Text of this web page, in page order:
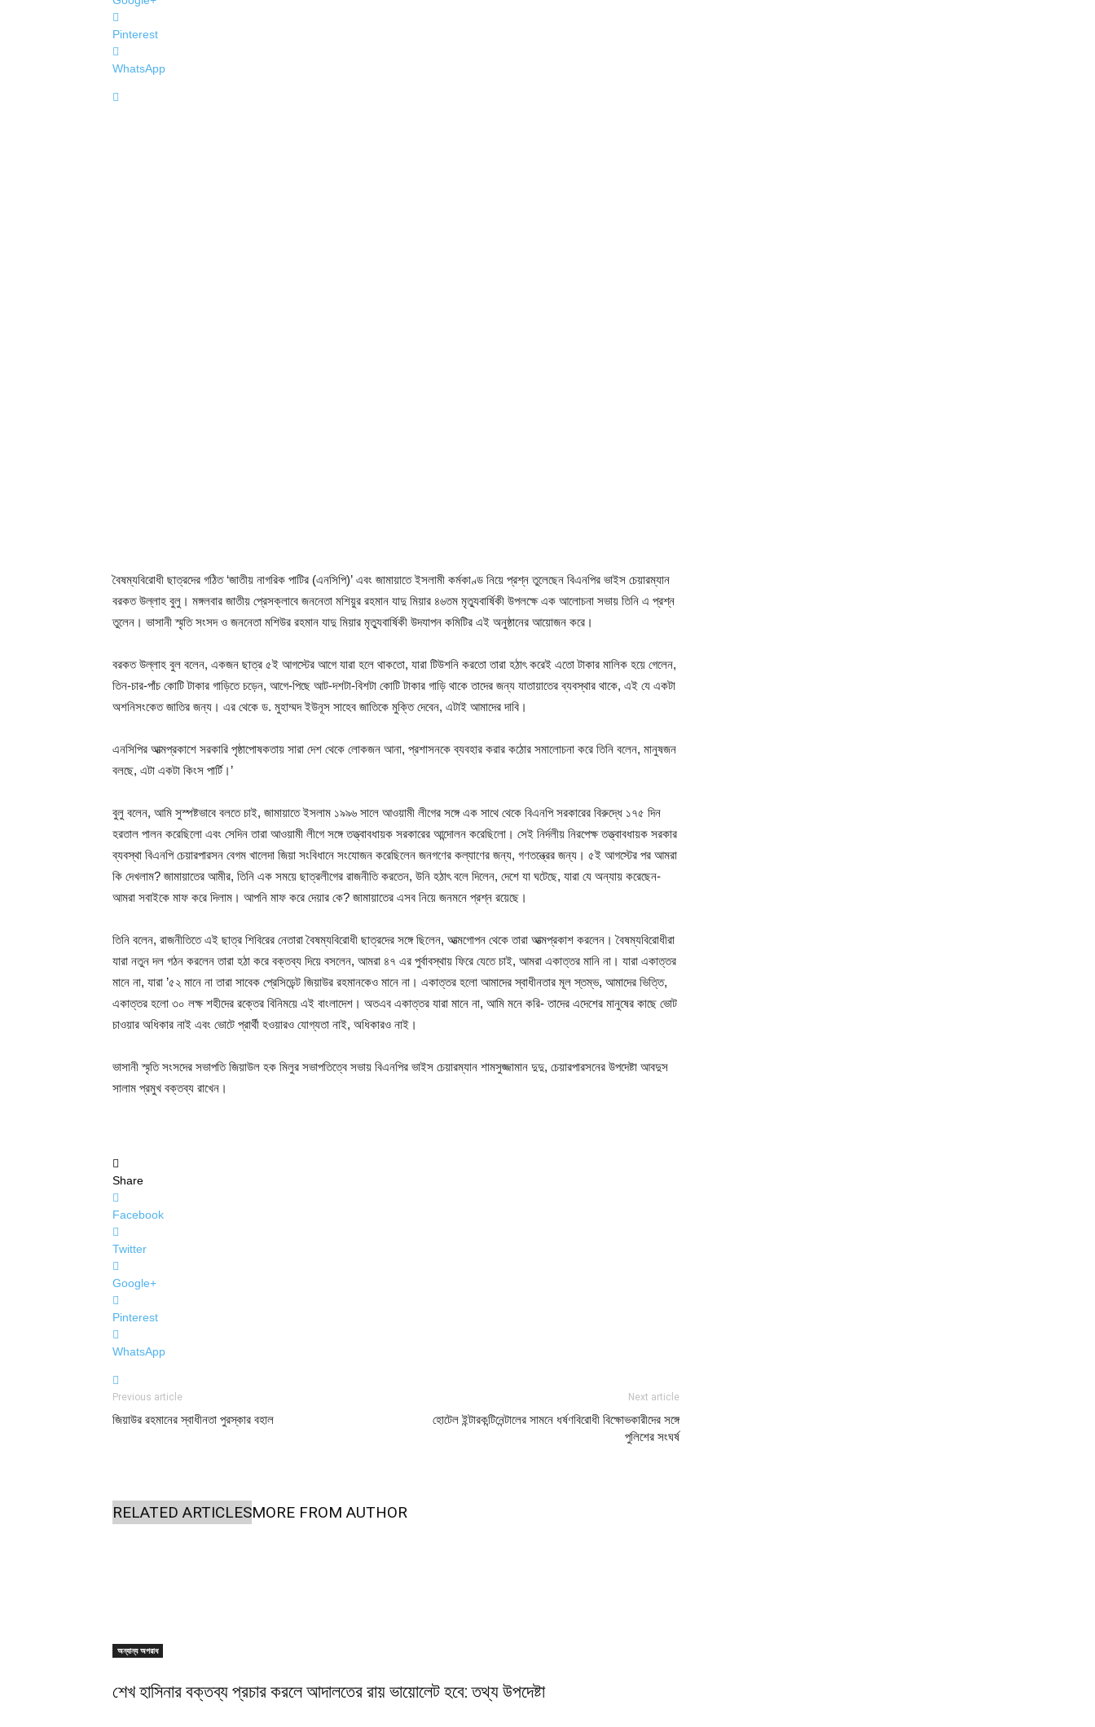
Pinterest
WhatsApp
বৈষম্যবিরোধী ছাত্রদের গঠিত ‘জাতীয় নাগরিক পাটির (এনসিপি)’ এবং জামায়াতে ইসলামী কর্মকাণ্ড নিয়ে প্রশ্ন তুলেছেন বিএনপির ভাইস চেয়ারম্যান
বরকত উল্লাহ বুলু। মঙ্গলবার জাতীয় প্রেসক্লাবে জননেতা মশিয়ুর রহমান যাদু মিয়ার ৪৬তম মৃত্যুবার্ষিকী উপলক্ষে এক আলোচনা সভায় তিনি এ প্রশ্ন
তুলেন। ভাসানী স্মৃতি সংসদ ও জননেতা মশিউর রহমান যাদু মিয়ার মৃত্যুবার্ষিকী উদযাপন কমিটির এই অনুষ্ঠানের আয়োজন করে।
বরকত উল্লাহ বুল বলেন, একজন ছাত্র ৫ই আগস্টের আগে যারা হলে থাকতো, যারা টিউশনি করতো তারা হঠাৎ করেই এতো টাকার মালিক হয়ে গেলেন,
তিন-চার-পাঁচ কোটি টাকার গাড়িতে চড়েন, আগে-পিছে আট-দশটা-বিশটা কোটি টাকার গাড়ি থাকে তাদের জন্য যাতায়াতের ব্যবস্থার থাকে, এই যে একটা
অশনিসংকেত জাতির জন্য। এর থেকে ড. মুহাম্মদ ইউনূস সাহেব জাতিকে মুক্তি দেবেন, এটাই আমাদের দাবি।
এনসিপির আত্মপ্রকাশে সরকারি পৃষ্ঠাপোষকতায় সারা দেশ থেকে লোকজন আনা, প্রশাসনকে ব্যবহার করার কঠোর সমালোচনা করে তিনি বলেন, মানুষজন
বলছে, এটা একটা কিংস পার্টি।’
বুলু বলেন, আমি সুস্পষ্টভাবে বলতে চাই, জামায়াতে ইসলাম ১৯৯৬ সালে আওয়ামী লীগের সঙ্গে এক সাথে থেকে বিএনপি সরকারের বিরুদ্ধে ১৭৫ দিন
হরতাল পালন করেছিলো এবং সেদিন তারা আওয়ামী লীগে সঙ্গে তত্ত্বাবধায়ক সরকারের আন্দোলন করেছিলো। সেই নির্দলীয় নিরপেক্ষ তত্ত্বাবধায়ক সরকার
ব্যবস্থা বিএনপি চেয়ারপারসন বেগম খালেদা জিয়া সংবিধানে সংযোজন করেছিলেন জনগণের কল্যাণের জন্য, গণতন্ত্রের জন্য। ৫ই আগস্টের পর আমরা
কি দেখলাম? জামায়াতের আমীর, তিনি এক সময়ে ছাত্রলীগের রাজনীতি করতেন, উনি হঠাৎ বলে দিলেন, দেশে যা ঘটেছে, যারা যে অন্যায় করেছেন-
আমরা সবাইকে মাফ করে দিলাম। আপনি মাফ করে দেয়ার কে? জামায়াতের এসব নিয়ে জনমনে প্রশ্ন রয়েছে।
তিনি বলেন, রাজনীতিতে এই ছাত্র শিবিরের নেতারা বৈষম্যবিরোধী ছাত্রদের সঙ্গে ছিলেন, আত্মগোপন থেকে তারা আত্মপ্রকাশ করলেন। বৈষম্যবিরোধীরা
যারা নতুন দল গঠন করলেন তারা হঠা করে বক্তব্য দিয়ে বসলেন, আমরা ৪৭ এর পুর্বাবস্থায় ফিরে যেতে চাই, আমরা একাত্তর মানি না। যারা একাত্তর
মানে না, যারা ’৫২ মানে না তারা সাবেক প্রেসিডেন্ট জিয়াউর রহমানকেও মানে না। একাত্তর হলো আমাদের স্বাধীনতার মূল স্তম্ভ, আমাদের ভিত্তি,
একাত্তর হলো ৩০ লক্ষ শহীদের রক্তের বিনিময়ে এই বাংলাদেশ। অতএব একাত্তর যারা মানে না, আমি মনে করি- তাদের এদেশের মানুষের কাছে ভোট
চাওয়ার অধিকার নাই এবং ভোটে প্রার্থী হওয়ারও যোগ্যতা নাই, অধিকারও নাই।
ভাসানী স্মৃতি সংসদের সভাপতি জিয়াউল হক মিলুর সভাপতিত্বে সভায় বিএনপির ভাইস চেয়ারম্যান শামসুজ্জামান দুদু, চেয়ারপারসনের উপদেষ্টা আবদুস
সালাম প্রমুখ বক্তব্য রাখেন।
Share
Facebook
Twitter
Google+
Pinterest
WhatsApp
Previous article
জিয়াউর রহমানের স্বাধীনতা পুরস্কার বহাল
Next article
হোটেল ইন্টারকন্টিনেন্টালের সামনে ধর্ষণবিরোধী বিক্ষোভকারীদের সঙ্গে
পুলিশের সংঘর্ষ
RELATED ARTICLESMORE FROM AUTHOR
অন্যান্য অপরাধ
শেখ হাসিনার বক্তব্য প্রচার করলে আদালতের রায় ভায়োলেট হবে: তথ্য উপদেষ্টা